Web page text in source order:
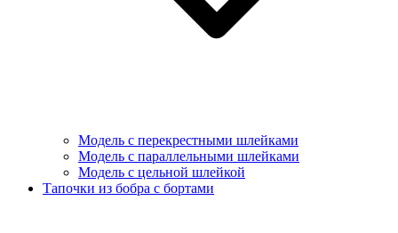
Модель с перекрестными шлейками
Модель с параллельными шлейками
Модель с цельной шлейкой
Тапочки из бобра с бортами